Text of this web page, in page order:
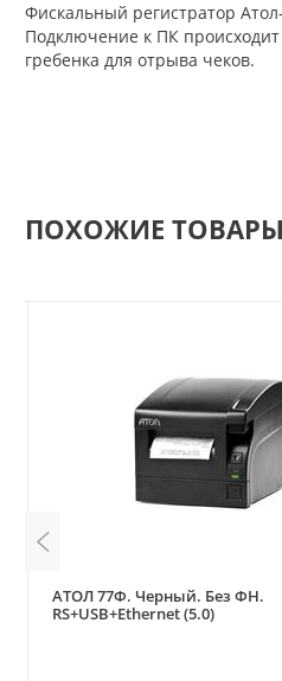
Фискальный регистратор
Подключение к ПК
гребенка для отрыва чеков.
ПОХОЖИЕ ТОВАРЫ
АТОЛ 77Ф. Черный. Без ФН.
RS+USB+Ethernet (5.0)